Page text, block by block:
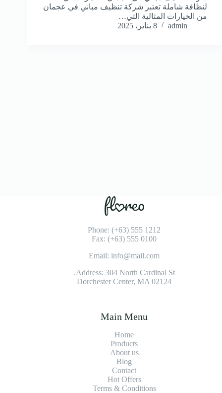
لنظافة شاملة تعتبر شركة تنظيف مباني في عجمان
من الخيارات المثالية التي…
admin
8 يناير، 2025
Phone: (+63) 555 1212
Fax: (+63) 555 0100
Email: info@mail.com
Address: 304 North Cardinal St.
Dorchester Center, MA 02124
Main Menu
Home
Products
About us
Blog
Contact
Hot Offers
Terms & Conditions